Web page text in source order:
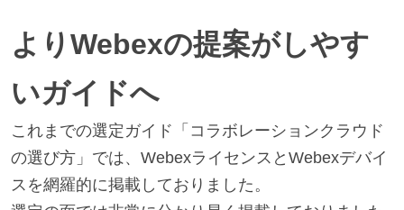
よりWebexの提案がしやす
いガイドへ
これまでの選定ガイド「コラボレーションクラウド
の選び方」では、WebexライセンスとWebexデバイ
スを網羅的に掲載しておりました。